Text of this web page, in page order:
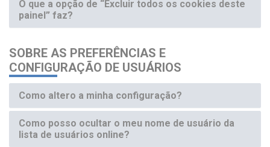
O que a opção de “Excluir todos os cookies deste
painel” faz?
SOBRE AS PREFERÊNCIAS E
CONFIGURAÇÃO DE USUÁRIOS
Como altero a minha configuração?
Como posso ocultar o meu nome de usuário da
lista de usuários online?